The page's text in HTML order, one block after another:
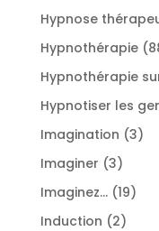
Hypnose
Hypnothérapie
Hypnothérapie
Hypnotiser les
Imagination 33
Imaginer 33
Imaginez... 1919
Induction 22